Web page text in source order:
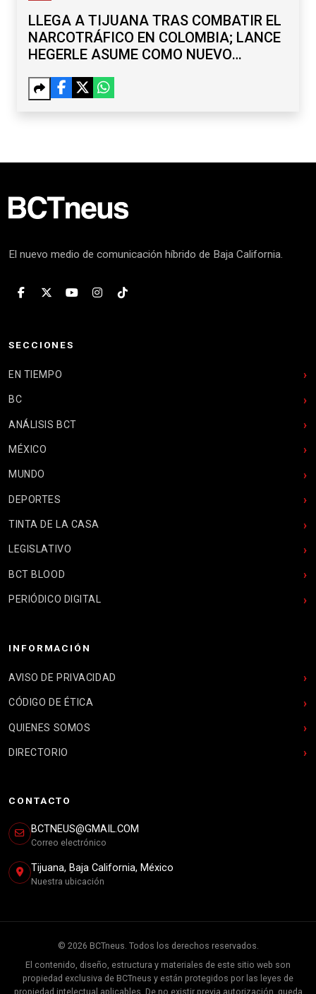
LLEGA A TIJUANA TRAS COMBATIR EL
NARCOTRÁFICO EN COLOMBIA; LANCE
HEGERLE ASUME COMO NUEVO
El nuevo medio de comunicación híbrido de Baja California.
SECCIONES
EN TIEMPO
BC
ANÁLISIS BCT
MÉXICO
MUNDO
DEPORTES
TINTA DE LA CASA
LEGISLATIVO
BCT BLOOD
PERIÓDICO DIGITAL
INFORMACIÓN
AVISO DE PRIVACIDAD
CÓDIGO DE ÉTICA
QUIENES SOMOS
DIRECTORIO
CONTACTO
BCTNEUS@GMAIL.COM
Correo electrónico
Tijuana, Baja California, México
Nuestra ubicación
© 2026 BCTneus. Todos los derechos reservados.
El contenido, diseño, estructura y materiales de este sitio web son
propiedad exclusiva de BCTneus y están protegidos por las leyes de
propiedad intelectual aplicables. De no existir previa autorización, queda